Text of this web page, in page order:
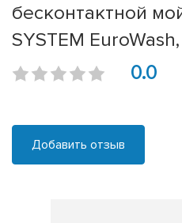
бесконтактной
SYSTEM
0.0
Добавить отзыв